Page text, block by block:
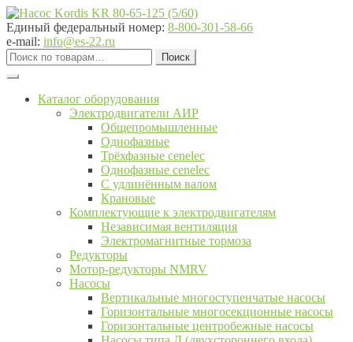
Перейти
к
навигации
Перейти
к
содержимому
Единый федеральный номер: 8-800-301-58-66
e-mail: info@es-22.ru
Искать:
Поиск
Каталог оборудования
Электродвигатели АИР
Общепромышленные
Однофазные
Трёхфазные cenelec
Однофазные cenelec
С удлинённым валом
Крановые
Комплектующие к электродвигателям
Независимая вентиляция
Электромагнитные тормоза
Редукторы
Мотор-редукторы NMRV
Насосы
Вертикальные многоступенчатые насосы
Горизонтальные многосекционные насосы
Горизонтальные центробежные насосы